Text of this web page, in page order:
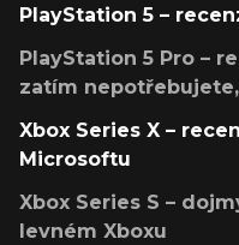
PlayStation 5 –
PlayStation 5 Pro –
zatím
Xbox Series X –
Microsoftu
Xbox Series S –
levném Xboxu